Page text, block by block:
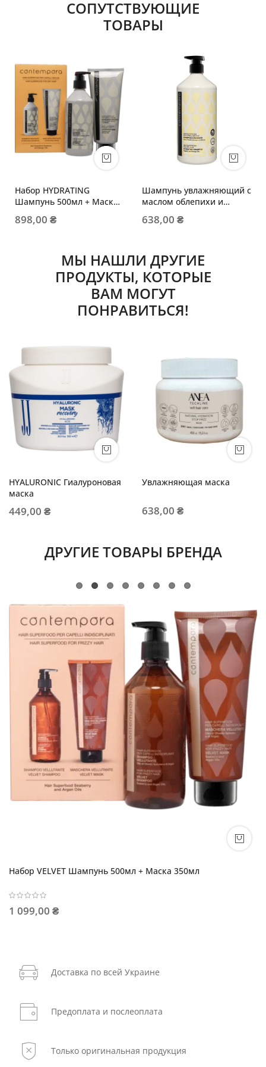
СОПУТСТВУЮЩИЕ
ТОВАРЫ
Набор HYDRATING
Шампунь 500мл + Маска
898,00 ₴
Шампунь увлажняющий с
маслом облепихи и
638,00 ₴
МЫ НАШЛИ ДРУГИЕ
ПРОДУКТЫ, КОТОРЫЕ
ВАМ МОГУТ
ПОНРАВИТЬСЯ!
HYALURONIC Гиалуроновая
маска
449,00 ₴
Увлажняющая маска
638,00 ₴
ДРУГИЕ ТОВАРЫ БРЕНДА
Набор VELVET Шампунь 500мл + Маска 350мл
1 099,00 ₴
Доставка по всей Украине
Предоплата и послеоплата
Только оригинальная продукция